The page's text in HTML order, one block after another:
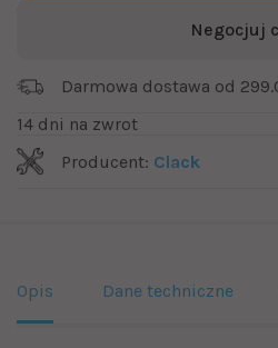
Negocjuj
Darmowa dostawa od
14 dni na zwrot
Producent: Clack
Opis Dane techniczne